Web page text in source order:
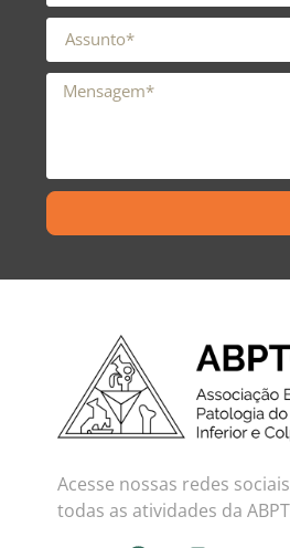
Acesse nossas redes
todas as atividades da